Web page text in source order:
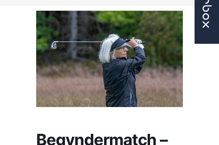
Begyndermatch –